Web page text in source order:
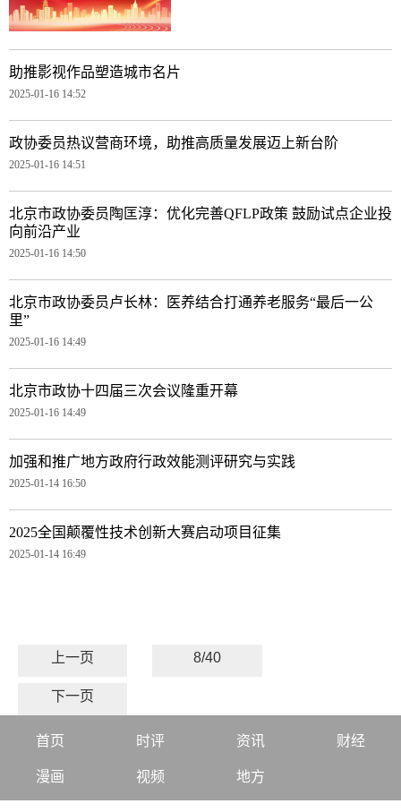
助推影视作品塑造城市名片
2025-01-16 14:52
政协委员热议营商环境，助推高质量发展迈上新台阶
2025-01-16 14:51
北京市政协委员陶匡淳：优化完善QFLP政策 鼓励试点企业投
向前沿产业
2025-01-16 14:50
北京市政协委员卢长林：医养结合打通养老服务“最后一公
里”
2025-01-16 14:49
北京市政协十四届三次会议隆重开幕
2025-01-16 14:49
加强和推广地方政府行政效能测评研究与实践
2025-01-14 16:50
2025全国颠覆性技术创新大赛启动项目征集
2025-01-14 16:49
上一页 8/40
下一页
首页 时评 资讯 财经
漫画 视频 地方